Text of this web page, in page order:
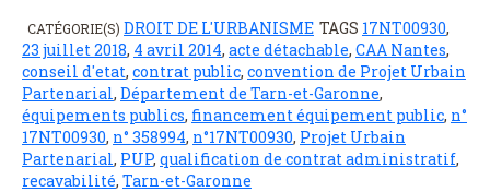
CATÉGORIE(S) DROIT DE L'URBANISME TAGS 17NT00930,
23 juillet 2018, 4 avril 2014, acte détachable, CAA Nantes,
conseil d'etat, contrat public, convention de Projet Urbain
Partenarial, Département de Tarn-et-Garonne,
équipements publics, financement équipement public, n°
17NT00930, n° 358994, n°17NT00930, Projet Urbain
Partenarial, PUP, qualification de contrat administratif,
recavabilité, Tarn-et-Garonne